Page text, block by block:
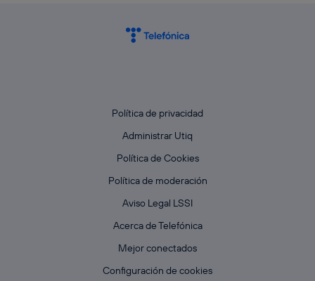
Política de privacidad
Administrar Utiq
Política de Cookies
Política de moderación
Aviso Legal LSSI
Acerca de Telefónica
Mejor conectados
Configuración de cookies